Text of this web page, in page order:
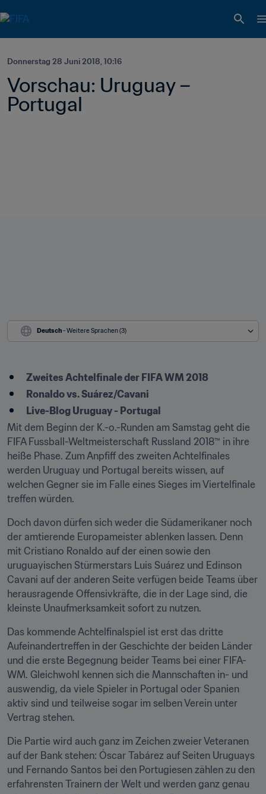
Donnerstag 28 Juni 2018, 10:16
Vorschau: Uruguay –
Portugal
Deutsch - Weitere Sprachen (3)
​Zweites Achtelfinale der FIFA WM 2018
Ronaldo vs. Suárez/Cavani
Live-Blog Uruguay - Portugal
Mit dem Beginn der K.-o.-Runden am Samstag geht die
FIFA Fussball-Weltmeisterschaft Russland 2018™ in ihre
heiße Phase. Zum Anpfiff des zweiten Achtelfinales
werden Uruguay und Portugal bereits wissen, auf
welchen Gegner sie im Falle eines Sieges im Viertelfinale
treffen würden.
Doch davon dürfen sich weder die Südamerikaner noch
der amtierende Europameister ablenken lassen. Denn
mit Cristiano Ronaldo auf der einen sowie den
uruguayischen Stürmerstars Luis Suárez und Edinson
Cavani auf der anderen Seite verfügen beide Teams über
herausragende Offensivkräfte, die in der Lage sind, die
kleinste Unaufmerksamkeit sofort zu nutzen.
Das kommende Achtelfinalspiel ist erst das dritte
Aufeinandertreffen in der Geschichte der beiden Länder
und die erste Begegnung beider Teams bei einer FIFA-
WM. Gleichwohl kennen sich die Mannschaften in- und
auswendig, da viele Spieler in Portugal oder Spanien
aktiv sind und teilweise sogar im selben Verein unter
Vertrag stehen.
Die Partie wird auch ganz im Zeichen zweier Veteranen
auf der Bank stehen: Óscar Tabárez auf Seiten Uruguays
und Fernando Santos bei den Portugiesen zählen zu den
erfahrensten Trainern der Welt und werden ganz genau